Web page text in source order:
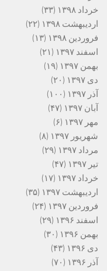
خرداد ۱۳۹۸
(۳۳)
اردیبهشت ۱۳۹۸
(۲۲)
فروردین ۱۳۹۸
(۱۳)
اسفند ۱۳۹۷
(۲۱)
بهمن ۱۳۹۷
(۱۹)
دی ۱۳۹۷
(۲۰)
آذر ۱۳۹۷
(۱۰۰)
آبان ۱۳۹۷
(۴۷)
مهر ۱۳۹۷
(۶)
شهریور ۱۳۹۷
(۸)
مرداد ۱۳۹۷
(۲۹)
تیر ۱۳۹۷
(۴۷)
خرداد ۱۳۹۷
(۱۷)
اردیبهشت ۱۳۹۷
(۳۵)
فروردین ۱۳۹۷
(۲۴)
اسفند ۱۳۹۶
(۲۹)
بهمن ۱۳۹۶
(۳۰)
دی ۱۳۹۶
(۴۳)
آذر ۱۳۹۶
(۷۰)